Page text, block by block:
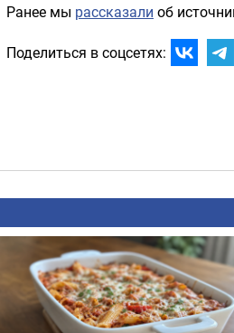
Ранее мы рассказали об
Поделиться в соцсетях: